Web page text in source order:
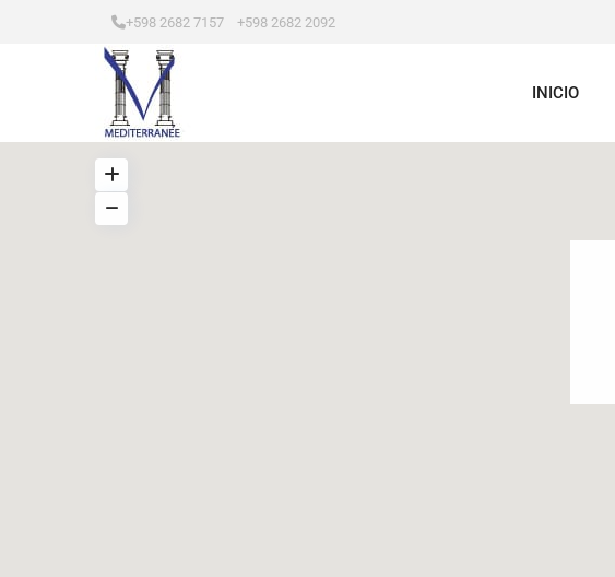
+598 2682 7157 +598 2682 2092
INICIO